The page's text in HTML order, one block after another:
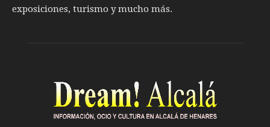
exposiciones, turismo y mucho más.